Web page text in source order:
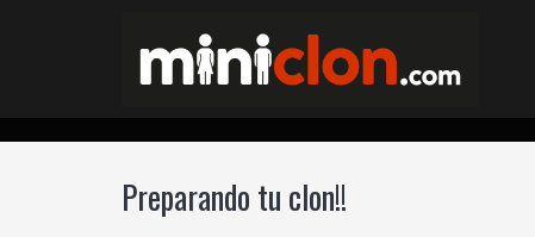
Preparando tu clon!!